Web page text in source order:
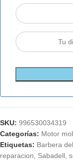
SKU: 996530034319
Categorías: Motor
Etiquetas: Barbera
reparacion, Sabadell,